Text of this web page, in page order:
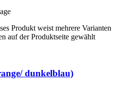
Produkt weist mehrere Varianten
auf der Produktseite gewählt
dunkelblau)